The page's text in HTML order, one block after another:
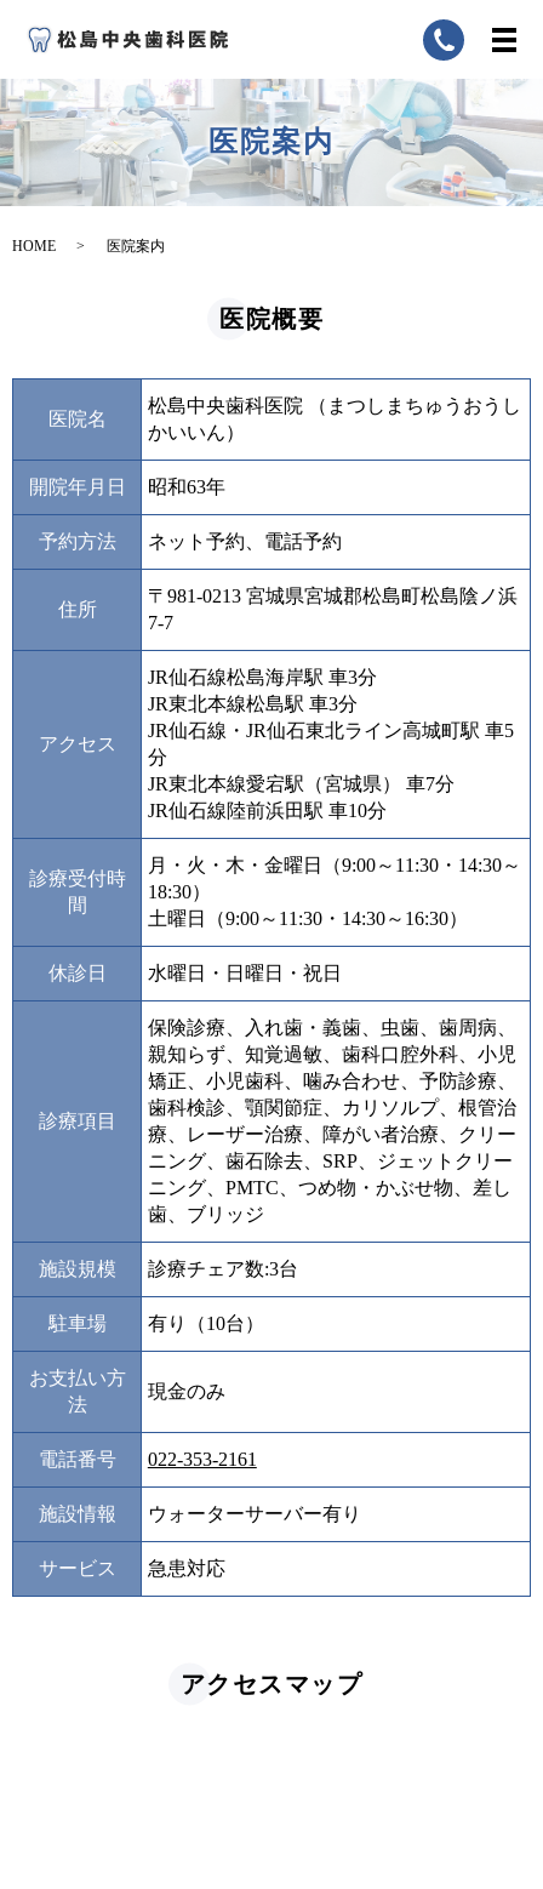
医院案内
HOME 医院案内
医院概要
医院名
松島中央歯科医院 （まつしまちゅうおうし
かいいん）
開院年月日 昭和63年
予約方法 ネット予約、電話予約
住所
〒981-0213 宮城県宮城郡松島町松島陰ノ浜
7-7
アクセス
JR仙石線松島海岸駅 車3分
JR東北本線松島駅 車3分
JR仙石線・JR仙石東北ライン高城町駅 車5
分
JR東北本線愛宕駅（宮城県） 車7分
JR仙石線陸前浜田駅 車10分
診療受付時
間
月・火・木・金曜日（9:00～11:30・14:30～
18:30）
土曜日（9:00～11:30・14:30～16:30）
休診日 水曜日・日曜日・祝日
診療項目
保険診療、入れ歯・義歯、虫歯、歯周病、
親知らず、知覚過敏、歯科口腔外科、小児
矯正、小児歯科、噛み合わせ、予防診療、
歯科検診、顎関節症、カリソルプ、根管治
療、レーザー治療、障がい者治療、クリー
ニング、歯石除去、SRP、ジェットクリー
ニング、PMTC、つめ物・かぶせ物、差し
歯、ブリッジ
施設規模 診療チェア数:3台
駐車場 有り（10台）
お支払い方
法
現金のみ
電話番号 022-353-2161
施設情報 ウォーターサーバー有り
サービス 急患対応
アクセスマップ